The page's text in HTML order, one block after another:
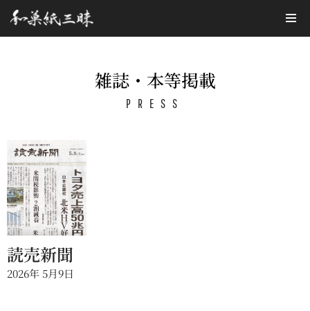
コ
キ
ッ
プ
雑誌・本等掲載
PRESS
読売新聞
2026年 5月9日